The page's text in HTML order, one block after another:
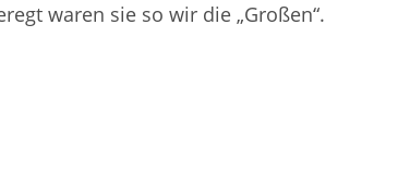
waren sie so wir die „Großen“.